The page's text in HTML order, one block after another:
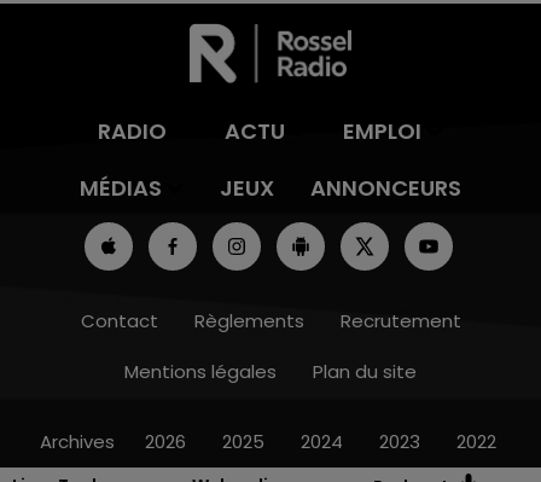
RADIO ACTU
EMPLOI
MÉDIAS
JEUX ANNONCEURS
Contact Règlements
Recrutement
Mentions légales
Plan du site
Archives 2026 2025 2024 2023 2022